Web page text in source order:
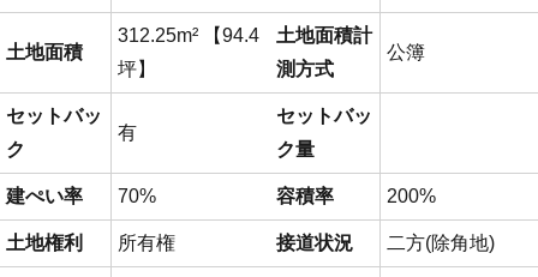
土地面積
312.25m² 【94.4
坪】
土地面積計
測方式
公簿
セットバッ
ク
有
セットバッ
ク量
建ぺい率 70% 容積率 200%
土地権利 所有権 接道状況 二方(除角地)